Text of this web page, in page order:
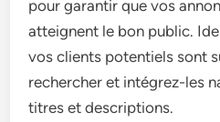
pour garantir que vos
atteignent le bon public.
vos clients potentiels sont
rechercher et intégrez-les
titres et descriptions.